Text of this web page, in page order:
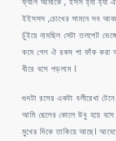
ইইসসস ,চোখের সামনে সব
চুঁইয়ে নামছিল সেটা তলপেট
কমে গেল ঐ রকম পা ফাঁক করা
ধীরে বসে পড়লাম ।
গুদটা রসের একটা বলীরেখা
আমি ছেলের কোলে উবু হয়ে
মুখের দিকে তাকিয়ে আছে।